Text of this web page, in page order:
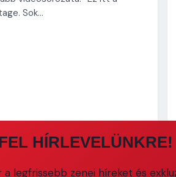
Sok…
HÍRLEVELÜNKRE!
a legfrissebb zenei híreket és